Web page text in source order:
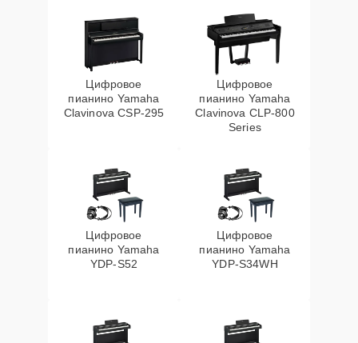
Цифровое
пианино Yamaha
Clavinova CSP-295
Цифровое
пианино Yamaha
Clavinova CLP-800
Series
Цифровое
пианино Yamaha
YDP-S52
Цифровое
пианино Yamaha
YDP-S34WH